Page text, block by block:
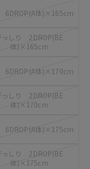
6DROP(A体)×165cm
っしり 2DROP(BE
体)×165cm
6DROP(A体)×170cm
っしり 2DROP(BE
体)×170cm
6DROP(A体)×175cm
っしり 2DROP(BE
体)×175cm